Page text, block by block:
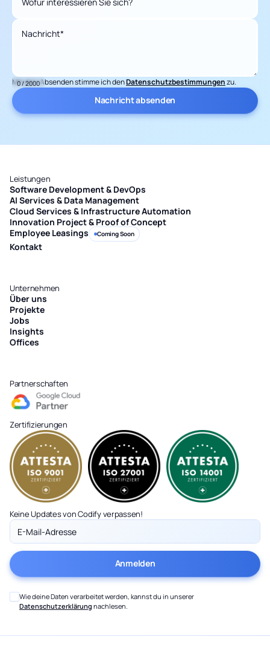
Nachricht*
0 / 2000
Mit dem Absenden stimme ich denDatenschutzbestimmungenzu.
Leistungen
Software Development & DevOps
AI Services & Data Management
Cloud Services & Infrastructure Automation
Innovation Project & Proof of Concept
Employee Leasings
Coming Soon
Kontakt
Unternehmen
Über uns
Projekte
Jobs
Insights
Offices
Partnerschaften
Zertifizierungen
Keine Updates von Codify verpassen!
Wie deine Daten verarbeitet werden, kannst du in unserer
Datenschutzerklärung nachlesen.